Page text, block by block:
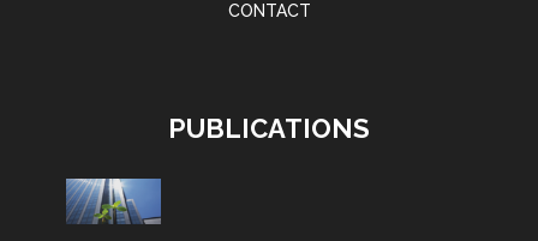
CONTACT
PUBLICATIONS